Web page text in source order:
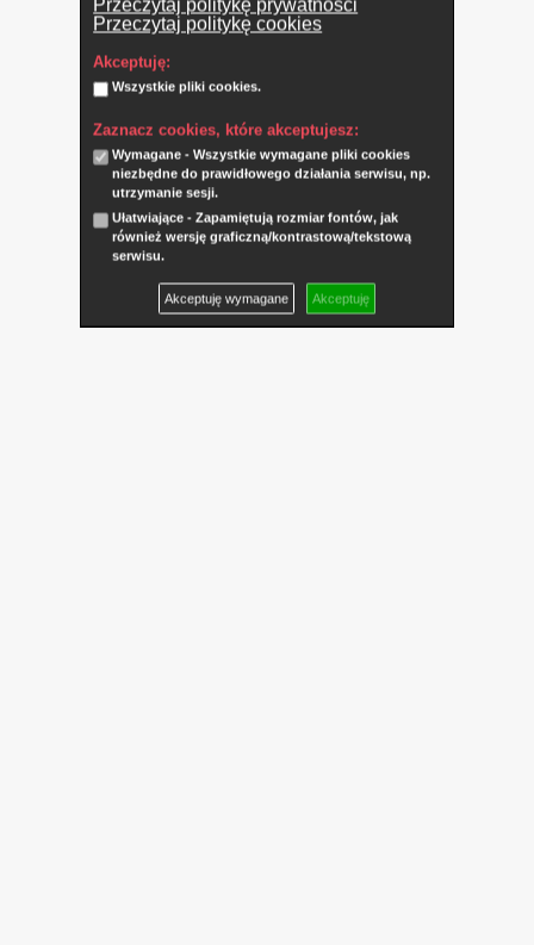
Przeczytaj politykę prywatności
Przeczytaj politykę cookies
Akceptuję:
Wszystkie pliki cookies.
Zaznacz cookies, które akceptujesz:
Wymagane - Wszystkie wymagane pliki cookies
niezbędne do prawidłowego działania serwisu, np.
utrzymanie sesji.
Ułatwiające - Zapamiętują rozmiar fontów, jak
również wersję graficzną/kontrastową/tekstową
serwisu.
Akceptuję wymagane Akceptuję